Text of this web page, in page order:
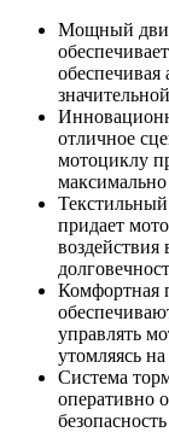
Мощный
обеспечивая
отличное
мотоциклу
придает
Комфортная
управлять
утомляясь
Система
оперативно